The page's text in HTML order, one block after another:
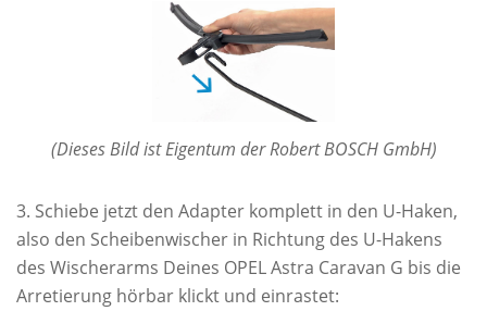
(Dieses Bild ist Eigentum der Robert BOSCH GmbH)
Schiebe jetzt den Adapter komplett in den U-Haken,
also den Scheibenwischer in Richtung des U-Hakens
des Wischerarms Deines OPEL Astra Caravan G bis die
Arretierung hörbar klickt und einrastet: